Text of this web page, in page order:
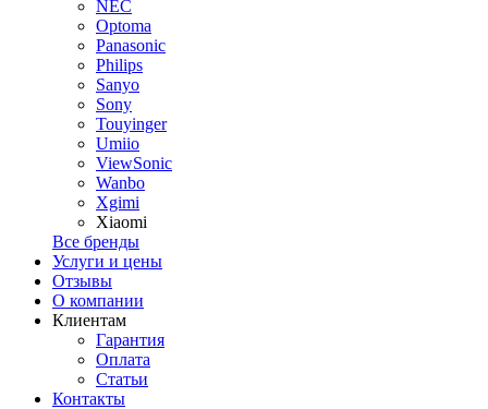
NEC
Optoma
Panasonic
Philips
Sanyo
Sony
Touyinger
Umiio
ViewSonic
Wanbo
Xgimi
Xiaomi
Все бренды
Услуги и цены
Отзывы
О компании
Клиентам
Гарантия
Оплата
Статьи
Контакты